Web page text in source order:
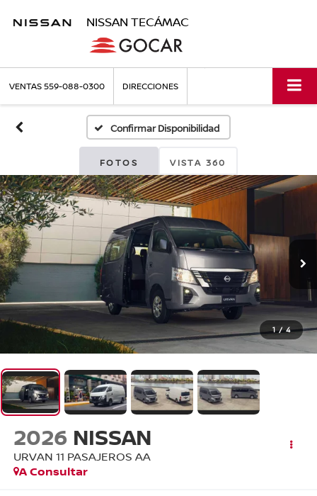
NISSAN TECÁMAC
VENTAS559-088-0300 DIRECCIONES
Confirmar Disponibilidad
FOTOS VISTA 360
1 / 4
2026 NISSAN
URVAN 11 PASAJEROS AA
A Consultar